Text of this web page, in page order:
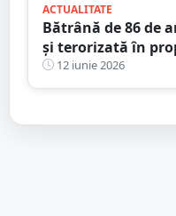
ACTUALITATE
Bătrână de 86 de
și terorizată în
ori. A murit înainte
12 iunie 2026